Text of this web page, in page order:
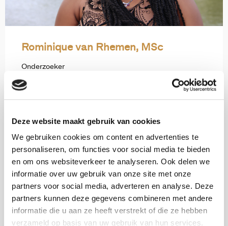
Deze website maakt gebruik van cookies
We gebruiken cookies om content en advertenties te
personaliseren, om functies voor social media te bieden
en om ons websiteverkeer te analyseren. Ook delen we
informatie over uw gebruik van onze site met onze
partners voor social media, adverteren en analyse. Deze
partners kunnen deze gegevens combineren met andere
informatie die u aan ze heeft verstrekt of die ze hebben
verzameld op basis van uw gebruik van hun services.
Rominique van Rhemen, MSc
Onderzoeker
rvanrhemen@verwey-jonker.nl
Publicaties